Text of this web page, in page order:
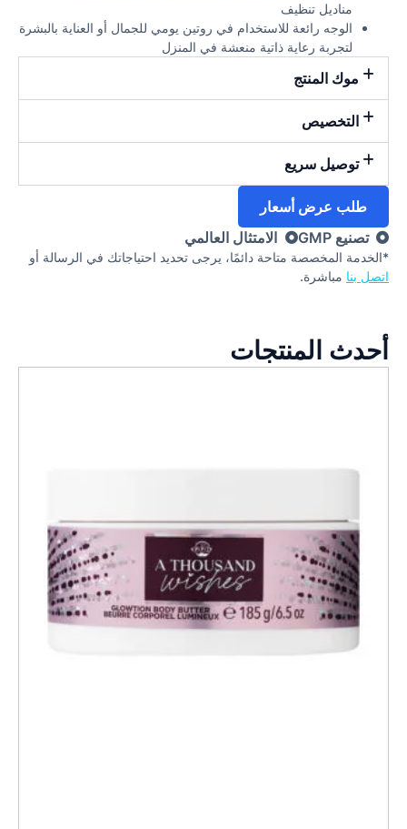
مناديل تنظيف
الوجه رائعة للاستخدام في روتين يومي للجمال أو العناية بالبشرة
لتجربة رعاية ذاتية منعشة في المنزل
موك المنتج
التخصيص
توصيل سريع
طلب عرض أسعار
تصنيع GMP
الامتثال العالمي
*الخدمة المخصصة متاحة دائمًا، يرجى تحديد احتياجاتك في الرسالة أو
اتصل بنا مباشرة.
أحدث المنتجات